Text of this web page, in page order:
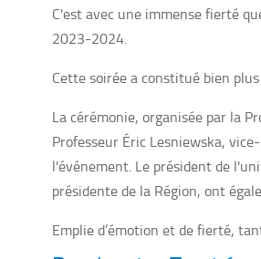
C'est avec une immense fierté
2023-2024.
Cette soirée a constitué bien
La cérémonie, organisée par la
Professeur Éric Lesniewska,
l'événement. Le président de
présidente de la Région, ont
Emplie d’émotion et de fierté,